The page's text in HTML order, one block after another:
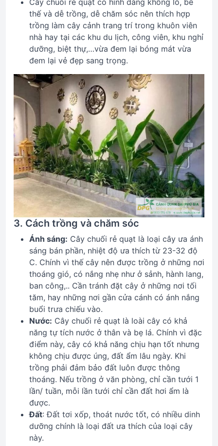
Cây chuối rẻ quạt có hình dáng khổng lồ, bề
thế và dễ trồng, dễ chăm sóc nên thích hợp
trồng làm cây cảnh trang trí trong khuôn viên
nhà hay tại các khu du lịch, công viên, khu nghỉ
dưỡng, biệt thự,…vừa đem lại bóng mát vừa
đem lại vẻ đẹp sang trọng.
3. Cách trồng và chăm sóc
Ánh sáng: Cây chuối rẻ quạt là loại cây ưa ánh
sáng bán phần, nhiệt độ ưa thích từ 23-32 độ
C. Chính vì thế cây nên được trồng ở những nơi
thoáng gió, có nắng nhẹ như ở sảnh, hành lang,
ban công,.. Cần tránh đặt cây ở những nơi tối
tăm, hay những nơi gần cửa cánh có ánh nắng
buổi trưa chiếu vào.
Nước: Cây chuối rẻ quạt là loài cây có khả
năng tự tích nước ở thân và bẹ lá. Chính vì đặc
điểm này, cây có khả năng chịu hạn tốt nhưng
không chịu được úng, đất ẩm lâu ngày. Khi
trồng phải đảm bảo đất luôn được thông
thoáng. Nếu trồng ở văn phòng, chỉ cần tưới 1
lần/ tuần, mỗi lần tưới chỉ cần đất hơi ẩm là
được.
Đất: Đất tơi xốp, thoát nước tốt, có nhiều dinh
dưỡng chính là loại đất ưa thích của loại cây
này.